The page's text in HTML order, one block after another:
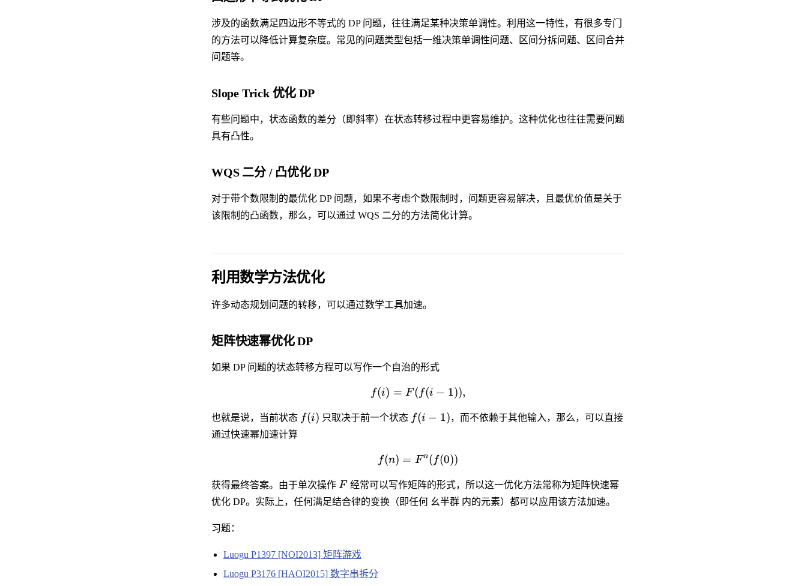
涉及的函数满足四边形不等式的 DP 问题，往往满足某种决策单调性。利用这一特性，有很多专门
的方法可以降低计算复杂度。常见的问题类型包括一维决策单调性问题、区间分拆问题、区间合并
问题等。
Slope Trick 优化 DP
有些问题中，状态函数的差分（即斜率）在状态转移过程中更容易维护。这种优化也往往需要问题
具有凸性。
WQS 二分 / 凸优化 DP
对于带个数限制的最优化 DP 问题，如果不考虑个数限制时，问题更容易解决，且最优价值是关于
该限制的凸函数，那么，可以通过 WQS 二分的方法简化计算。
利用数学方法优化
许多动态规划问题的转移，可以通过数学工具加速。
矩阵快速幂优化 DP
如果 DP 问题的状态转移方程可以写作一个自治的形式
f(i) = F( f(i − 1)),
也就是说，当前状态 f(i) 只取决于前一个状态 f(i − 1)，而不依赖于其他输入，那么，可以直接
通过快速幂加速计算
f(n) = F n( f(0))
获得最终答案。由于单次操作 F 经常可以写作矩阵的形式，所以这一优化方法常称为矩阵快速幂
优化 DP。实际上，任何满足结合律的变换（即任何 幺半群 内的元素）都可以应用该方法加速。
习题：
Luogu P1397 [NOI2013] 矩阵游戏
Luogu P3176 [HAOI2015] 数字串拆分